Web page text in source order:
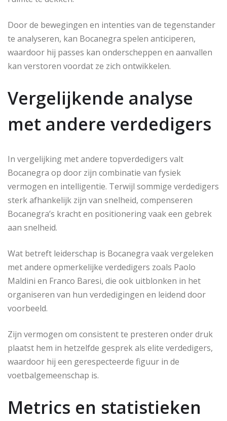
Door de bewegingen en intenties van de tegenstander
te analyseren, kan Bocanegra spelen anticiperen,
waardoor hij passes kan onderscheppen en aanvallen
kan verstoren voordat ze zich ontwikkelen.
Vergelijkende analyse
met andere verdedigers
In vergelijking met andere topverdedigers valt
Bocanegra op door zijn combinatie van fysiek
vermogen en intelligentie. Terwijl sommige verdedigers
sterk afhankelijk zijn van snelheid, compenseren
Bocanegra’s kracht en positionering vaak een gebrek
aan snelheid.
Wat betreft leiderschap is Bocanegra vaak vergeleken
met andere opmerkelijke verdedigers zoals Paolo
Maldini en Franco Baresi, die ook uitblonken in het
organiseren van hun verdedigingen en leidend door
voorbeeld.
Zijn vermogen om consistent te presteren onder druk
plaatst hem in hetzelfde gesprek als elite verdedigers,
waardoor hij een gerespecteerde figuur in de
voetbalgemeenschap is.
Metrics en statistieken